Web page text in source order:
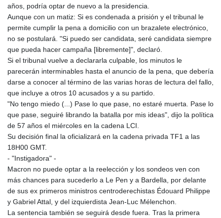
años, podría optar de nuevo a la presidencia.
Aunque con un matiz: Si es condenada a prisión y el tribunal le
permite cumplir la pena a domicilio con un brazalete electrónico,
no se postulará. "Si puedo ser candidata, seré candidata siempre
que pueda hacer campaña [libremente]", declaró.
Si el tribunal vuelve a declararla culpable, los minutos le
parecerán interminables hasta el anuncio de la pena, que debería
darse a conocer al término de las varias horas de lectura del fallo,
que incluye a otros 10 acusados y a su partido.
"No tengo miedo (...) Pase lo que pase, no estaré muerta. Pase lo
que pase, seguiré librando la batalla por mis ideas", dijo la política
de 57 años el miércoles en la cadena LCI.
Su decisión final la oficializará en la cadena privada TF1 a las
18H00 GMT.
- "Instigadora" -
Macron no puede optar a la reelección y los sondeos ven con
más chances para sucederlo a Le Pen y a Bardella, por delante
de sus ex primeros ministros centroderechistas Édouard Philippe
y Gabriel Attal, y del izquierdista Jean-Luc Mélenchon.
La sentencia también se seguirá desde fuera. Tras la primera